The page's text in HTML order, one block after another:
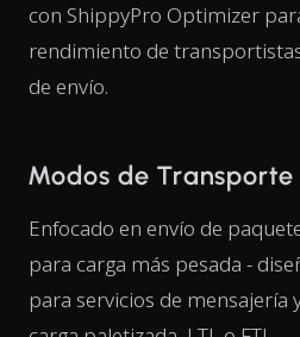
con ShippyPro Optimizer
rendimiento de
de envío.
Modos de
Enfocado en envío de
para carga más pesada -
para servicios de mensajería